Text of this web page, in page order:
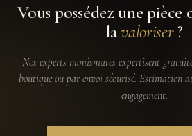
Vous possédez une pièce
lavaloriser?
Nos experts numismates expertisent
boutique ou par envoi sécurisé. Estimation
engagement.